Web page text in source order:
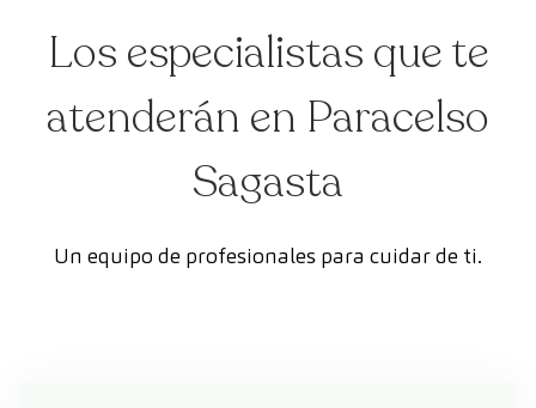
Los especialistas que te
atenderán en Paracelso
Sagasta
Un equipo de profesionales para cuidar de ti.